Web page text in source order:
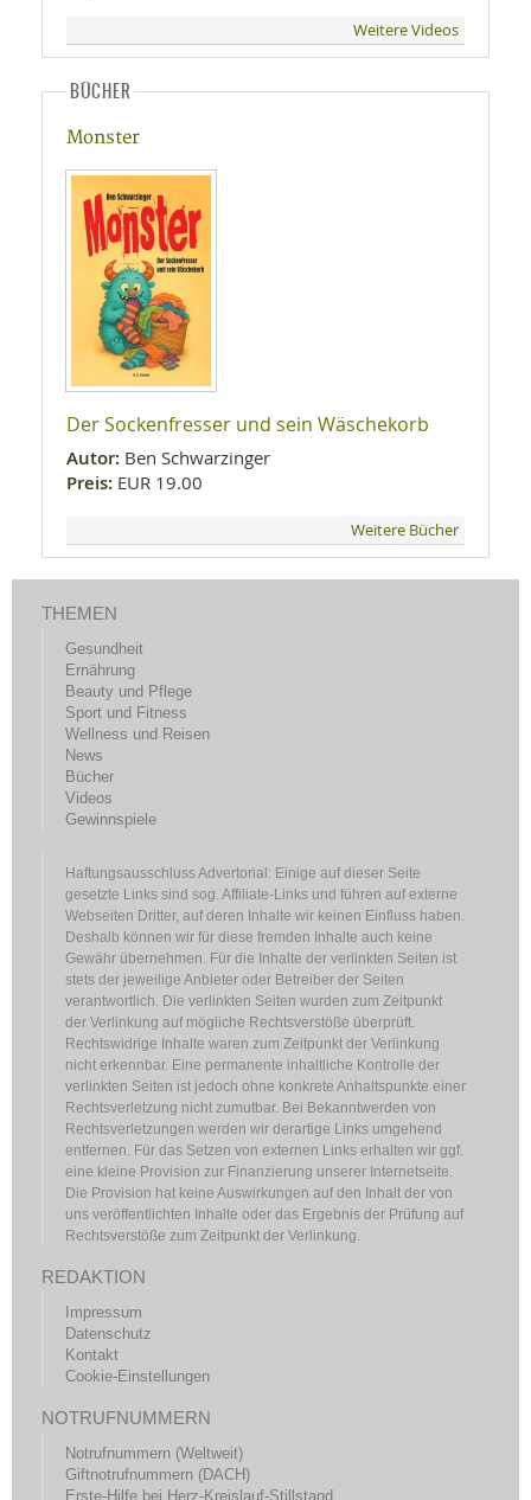
Weitere Videos
BÜCHER
Monster
Der Sockenfresser und sein Wäschekorb
Autor: Ben Schwarzinger
Preis: EUR 19.00
Weitere Bücher
THEMEN
Gesundheit
Ernährung
Beauty und Pflege
Sport und Fitness
Wellness und Reisen
News
Bücher
Videos
Gewinnspiele
Haftungsausschluss Advertorial: Einige auf dieser Seite
gesetzte Links sind sog. Affiliate-Links und führen auf externe
Webseiten Dritter, auf deren Inhalte wir keinen Einfluss haben.
Deshalb können wir für diese fremden Inhalte auch keine
Gewähr übernehmen. Für die Inhalte der verlinkten Seiten ist
stets der jeweilige Anbieter oder Betreiber der Seiten
verantwortlich. Die verlinkten Seiten wurden zum Zeitpunkt
der Verlinkung auf mögliche Rechtsverstöße überprüft.
Rechtswidrige Inhalte waren zum Zeitpunkt der Verlinkung
nicht erkennbar. Eine permanente inhaltliche Kontrolle der
verlinkten Seiten ist jedoch ohne konkrete Anhaltspunkte einer
Rechtsverletzung nicht zumutbar. Bei Bekanntwerden von
Rechtsverletzungen werden wir derartige Links umgehend
entfernen. Für das Setzen von externen Links erhalten wir ggf.
eine kleine Provision zur Finanzierung unserer Internetseite.
Die Provision hat keine Auswirkungen auf den Inhalt der von
uns veröffentlichten Inhalte oder das Ergebnis der Prüfung auf
Rechtsverstöße zum Zeitpunkt der Verlinkung.
REDAKTION
Impressum
Datenschutz
Kontakt
Cookie-Einstellungen
NOTRUFNUMMERN
Notrufnummern (Weltweit)
Giftnotrufnummern (DACH)
Erste-Hilfe bei Herz-Kreislauf-Stillstand